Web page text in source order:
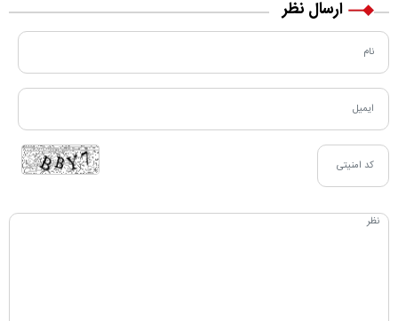
ارسال نظر